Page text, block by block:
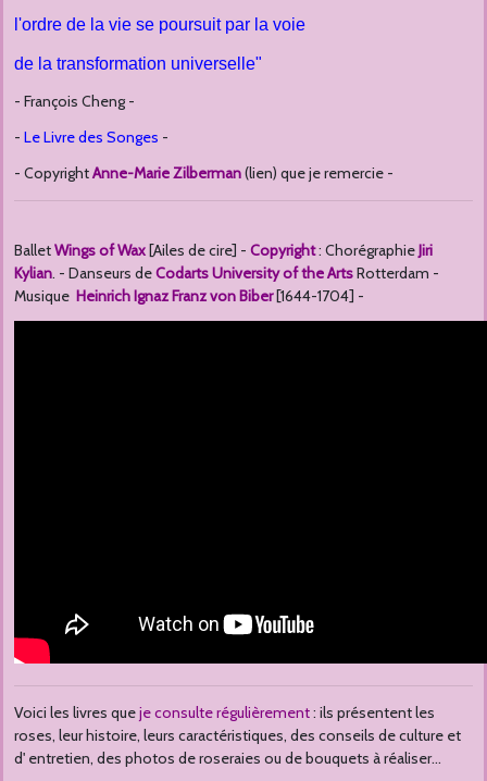
l'ordre de la vie se poursuit par la voie
de la transformation universelle"
- François Cheng -
- Le Livre des Songes -
- CopyrightAnne-Marie Zilberman(lien) que je remercie -
BalletWings of Wax[Ailes de cire] - Copyright: ChorégraphieJiri
Kylian. - Danseurs deCodarts University of the ArtsRotterdam -
Musique Heinrich Ignaz Franz von Biber[1644-1704] -
Voici les livres queje consulte régulièrement: ils présentent les
roses, leur histoire, leurs caractéristiques, des conseils de culture et
d' entretien, des photos de roseraies ou de bouquets à réaliser...